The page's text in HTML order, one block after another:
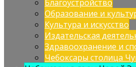
Благоустройство
Образование и
Культура и искусство
Издательская
Здравоохранение и
Чебоксары столица